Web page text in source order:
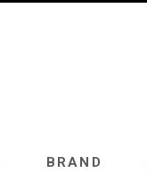
BRAND